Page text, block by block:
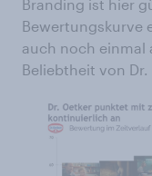
Branding ist hier
Bewertungskurve
auch noch einmal
Beliebtheit von